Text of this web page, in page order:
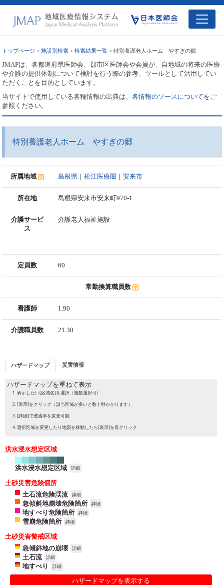
トップページ >施設別検索 >検索結果一覧 > 特別養護老人ホーム やすぎの郷
JMAPは、各都道府県医師会、郡市区医師会や会員が、自地域の将来の医療
や介護の提供体制について検討を行う際の参考、ツールとして活用してい
ただくことを目的としています。
当サイトで使用している各種情報の出典は、各情報のソースについてをご
参照ください。
特別養護老人ホーム やすぎの郷
所属地域 島根県 ｜松江医療圏 ｜安来市
所在地 島根県安来市安来町970-1
介護サービ
ス
介護老人福祉施設
定員数 60
常勤換算職員数
看護師 1.90
介護職員数 21.30
ハザードマップ 災害情報
ハザードマップを重ねて表示
表示したい[区域名]を選択（複数選択可）
[表示]をクリック（該当区域が多いと数十秒かかります）
[詳細]で透過率を変更可能
選択区域を変更したり地図を移動したら[表示]を再クリック
洪水浸水想定区域
洪水浸水想定区域 詳細
土砂災害危険個所
土石流危険渓流
詳細
急傾斜地崩壊危険箇所 詳細
地すべり危険箇所 詳細
雪崩危険箇所 詳細
土砂災害警戒区域
急傾斜地の崩壊
詳細
土石流 詳細
地すべり 詳細
ハザードマップを表示する